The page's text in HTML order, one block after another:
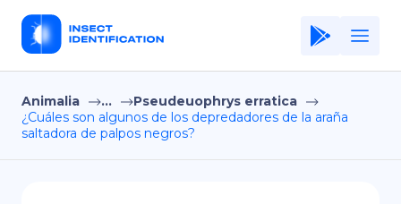
Home
Application
Animalia ...
Pseudeuophrys erratica
¿Cuáles son algunos de los depredadores de la araña
saltadora de palpos negros?